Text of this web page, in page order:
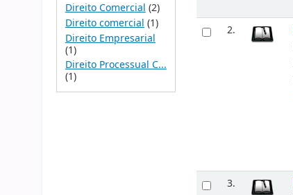
Direito Comercial (2)
Direito comercial (1)
Direito Empresarial
(1)
Direito Processual C...
(1)
2.
3.